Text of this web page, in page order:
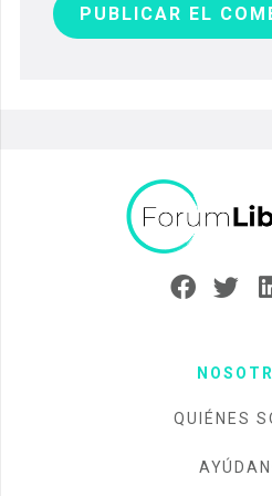
PUBLICAR EL
QUIÉNES